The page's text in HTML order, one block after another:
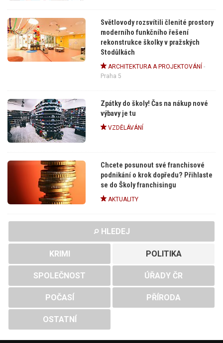
Světlovody rozsvítili členité prostory
moderního funkčního řešení
rekonstrukce školky v pražských
Stodůlkách
ARCHITEKTURA A PROJEKTOVÁNÍ -
Praha 5
Zpátky do školy! Čas na nákup nové
výbavy je tu
VZDĚLÁVÁNÍ
Chcete posunout své franchisové
podnikání o krok dopředu? Přihlaste
se do Školy franchisingu
AKTUALITY
HLEDEJ
KRIMI POLITIKA
SPOLEČNOST ÚŘADY ČR
POČASÍ PŘÍRODA
OSTATNÍ